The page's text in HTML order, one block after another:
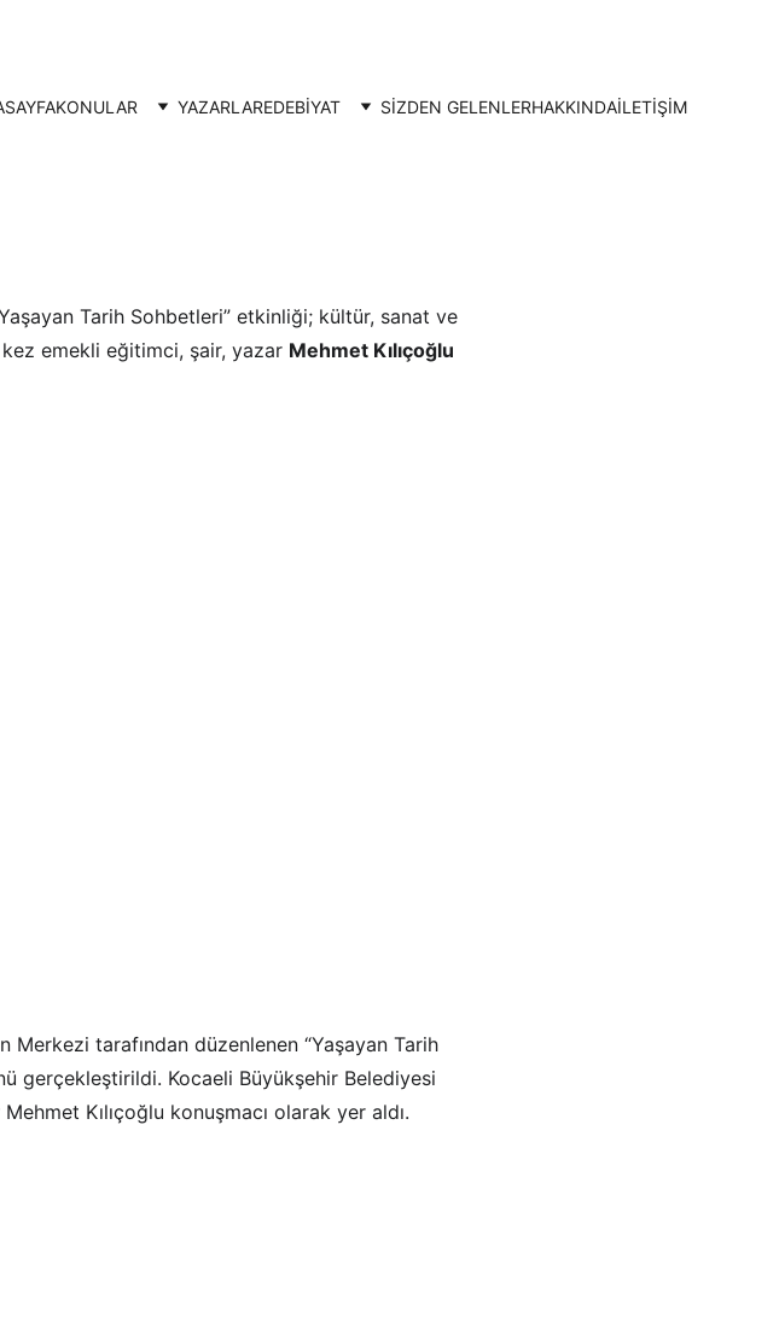
KONULAR YAZARLAREDEBİYAT SİZDEN GELENLERHAKKINDAİLETIŞIM
Tarih Sohbetleri” etkinliği; kültür, sanat ve
emekli eğitimci, şair, yazar Mehmet Kılıçoğlu
tarafından düzenlenen “Yaşayan Tarih
gerçekleştirildi. Kocaeli Büyükşehir Belediyesi
Kılıçoğlu konuşmacı olarak yer aldı.